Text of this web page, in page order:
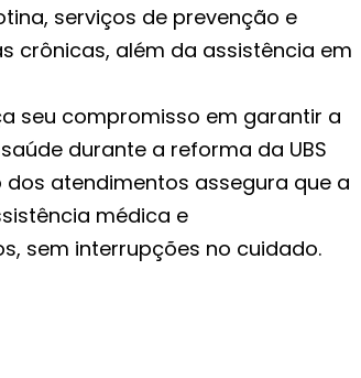
serviços de prevenção e
crônicas, além da assistência em
seu compromisso em garantir a
durante a reforma da UBS
atendimentos assegura que a
médica e
sem interrupções no cuidado.